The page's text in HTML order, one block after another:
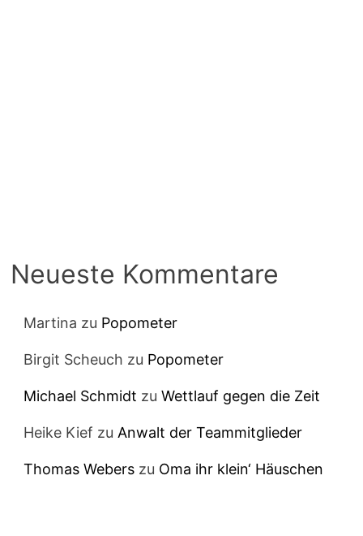
Neueste Kommentare
Martina zu Popometer
Birgit Scheuch zu Popometer
Michael Schmidt zuWettlauf gegen die Zeit
Heike Kief zu Anwalt der Teammitglieder
Thomas Webers zu Oma ihr klein‘ Häuschen